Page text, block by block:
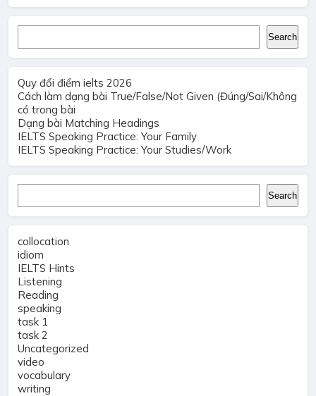
Search
Quy đổi điểm ielts 2026
Cách làm dạng bài True/False/Not Given (Đúng/Sai/Không
có trong bài
Dạng bài Matching Headings
IELTS Speaking Practice: Your Family
IELTS Speaking Practice: Your Studies/Work
Search
collocation
idiom
IELTS Hints
Listening
Reading
speaking
task 1
task 2
Uncategorized
video
vocabulary
writing